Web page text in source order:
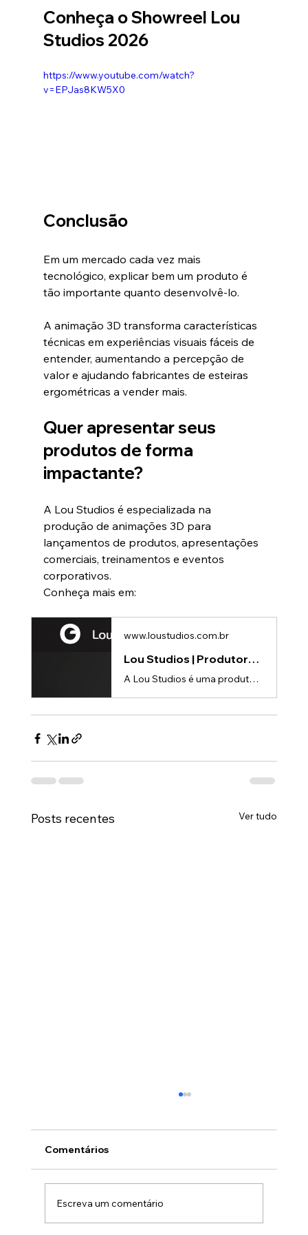
Conheça o Showreel Lou
Studios 2026
https://www.youtube.com/watch?
v=EPJas8KW5X0
Conclusão
Em um mercado cada vez mais
tecnológico, explicar bem um produto é
tão importante quanto desenvolvê-lo.
A animação 3D transforma características
técnicas em experiências visuais fáceis de
entender, aumentando a percepção de
valor e ajudando fabricantes de esteiras
ergométricas a vender mais.
Quer apresentar seus
produtos de forma
impactante?
A Lou Studios é especializada na
produção de animações 3D para
lançamentos de produtos, apresentações
comerciais, treinamentos e eventos
corporativos.
Conheça mais em:
www.loustudios.com.br
Lou Studios | Produtora de vídeos
A Lou Studios é uma produtora de vídeos, especializada em animações 3D para lançamento de produtos.
Posts recentes Ver tudo
Comentários
Escreva um comentário